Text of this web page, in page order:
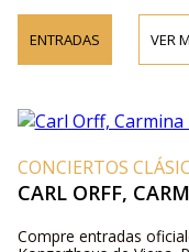
ENTRADAS VER
CONCIERTOS
CARL ORFF,
Compre entradas